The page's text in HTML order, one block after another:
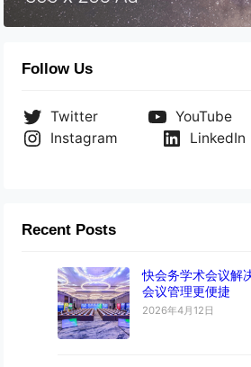
Follow Us
Twitter YouTube
Instagram
LinkedIn
Recent Posts
快会务学术会议解
会议管理更便捷
2026年4月12日